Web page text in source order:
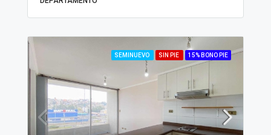
SEMINUEVO SIN PIE 15% BONO PIE